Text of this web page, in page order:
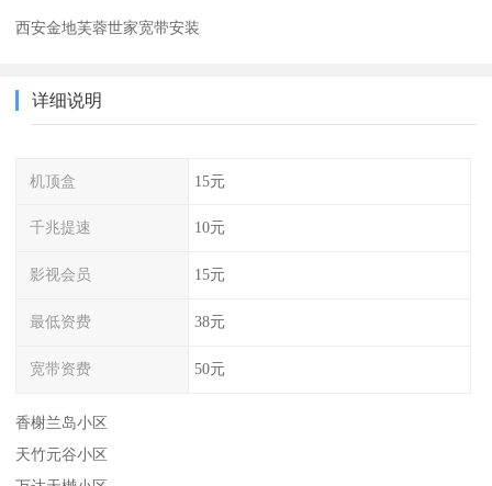
西安金地芙蓉世家宽带安装
详细说明
机顶盒 15元
千兆提速 10元
影视会员 15元
最低资费 38元
宽带资费 50元
香榭兰岛小区
天竹元谷小区